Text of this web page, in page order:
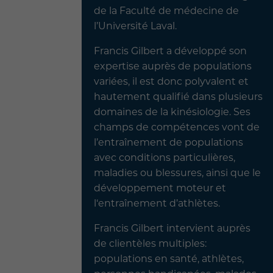
de la Faculté de médecine de
l’Université Laval.
Francis Gilbert a développé son
expertise auprès de populations
variées, il est donc polyvalent et
hautement qualifié dans plusieurs
domaines de la kinésiologie. Ses
champs de compétences vont de
l’entraînement de populations
avec conditions particulières,
maladies ou blessures, ainsi que le
développement moteur et
l‘entraînement d’athlètes.
Francis Gilbert intervient auprès
de clientèles multiples:
populations en santé, athlètes,